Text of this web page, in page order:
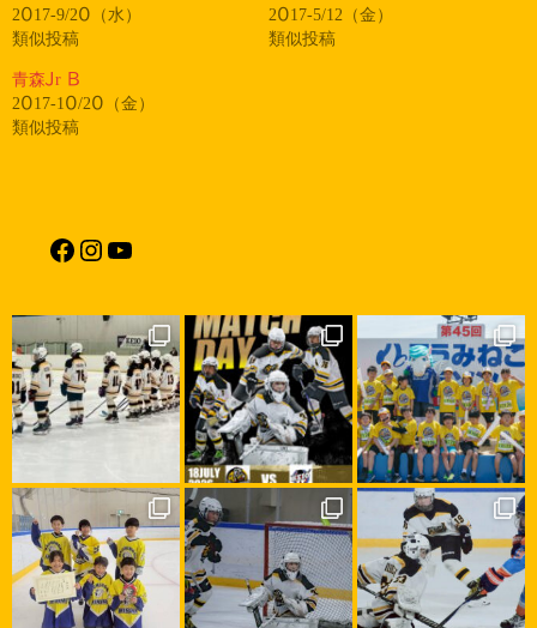
2017-9/20（水）
類似投稿
2017-5/12（金）
類似投稿
青森Jr B
2017-10/20（金）
類似投稿
Facebook
Instagram
YouTube